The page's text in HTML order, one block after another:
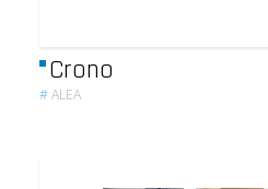
Crono
#ALEA